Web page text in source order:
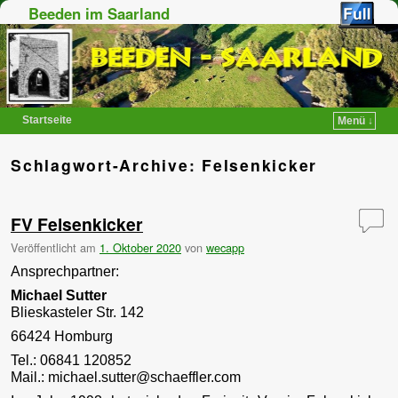
Beeden im Saarland
Startseite
Menü ↓
Schlagwort-Archive: Felsenkicker
FV Felsenkicker
Veröffentlicht am 1. Oktober 2020 von wecapp
Ansprechpartner:
Michael Sutter
Blieskasteler Str. 142
66424 Homburg
Tel.: 06841 120852
Mail.: michael.sutter@schaeffler.com